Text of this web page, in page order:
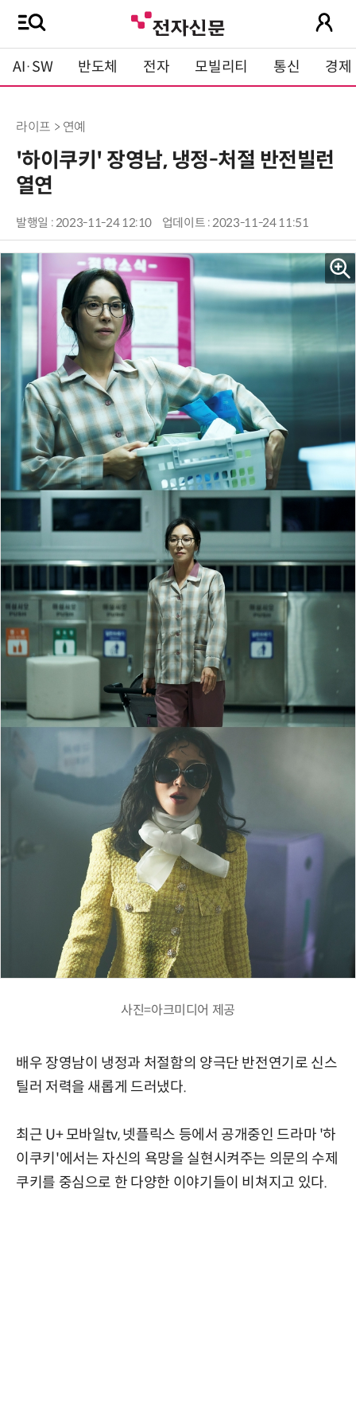
AI·SW 반도체 전자 모빌리티 통신 경제
라이프 > 연예
'하이쿠키' 장영남, 냉정-처절 반전빌런
열연
발행일 : 2023-11-24 12:10 업데이트 : 2023-11-24 11:51
사진=아크미디어 제공
배우 장영남이 냉정과 처절함의 양극단 반전연기로 신스
틸러 저력을 새롭게 드러냈다.
최근 U+ 모바일tv, 넷플릭스 등에서 공개중인 드라마 '하
이쿠키'에서는 자신의 욕망을 실현시켜주는 의문의 수제
쿠키를 중심으로 한 다양한 이야기들이 비쳐지고 있다.